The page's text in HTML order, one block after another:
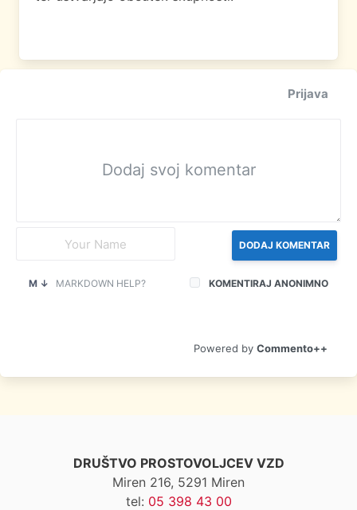
Prijava
DODAJ KOMENTAR
KOMENTIRAJ ANONIMNO
M ↓ MARKDOWN HELP?
Commento++
DRUŠTVO PROSTOVOLJCEV VZD
Miren 216, 5291 Miren
tel: 05 398 43 00